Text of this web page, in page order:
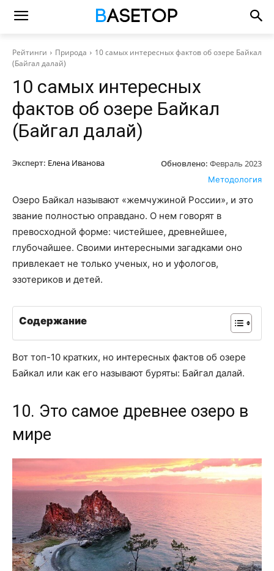
Рейтинги Природа
10 самых интересных фактов об озере Байкал
(Байгал далай)
10 самых интересных
фактов об озере Байкал
(Байгал далай)
Эксперт: Елена Иванова Обновлено: Февраль 2023
Методология
Озеро Байкал называют «жемчужиной России», и это
звание полностью оправдано. О нем говорят в
превосходной форме: чистейшее, древнейшее,
глубочайшее. Своими интересными загадками оно
привлекает не только ученых, но и уфологов,
эзотериков и детей.
Содержание
Вот топ-10 кратких, но интересных фактов об озере
Байкал или как его называют буряты: Байгал далай.
10. Это самое древнее озеро в
мире